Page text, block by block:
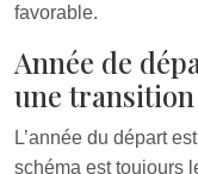
favorable.
Année de
une
L’année du départ
schéma est toujours